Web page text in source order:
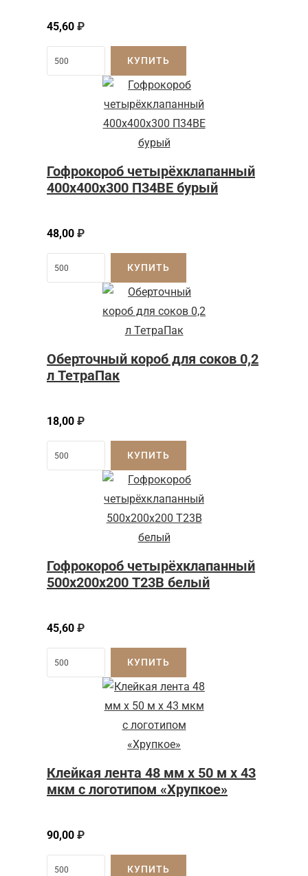
45,60 ₽
КУПИТЬ
Гофрокороб четырёхклапанный
400x400x300 П34BE бурый
48,00 ₽
КУПИТЬ
Оберточный короб для соков 0,2
л ТетраПак
18,00 ₽
КУПИТЬ
Гофрокороб четырёхклапанный
500х200х200 Т23В белый
45,60 ₽
КУПИТЬ
Клейкая лента 48 мм x 50 м x 43
мкм с логотипом «Хрупкое»
90,00 ₽
КУПИТЬ